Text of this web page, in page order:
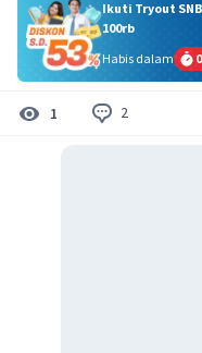
Ikuti Tryout
100rb
Habis dalam
1 2